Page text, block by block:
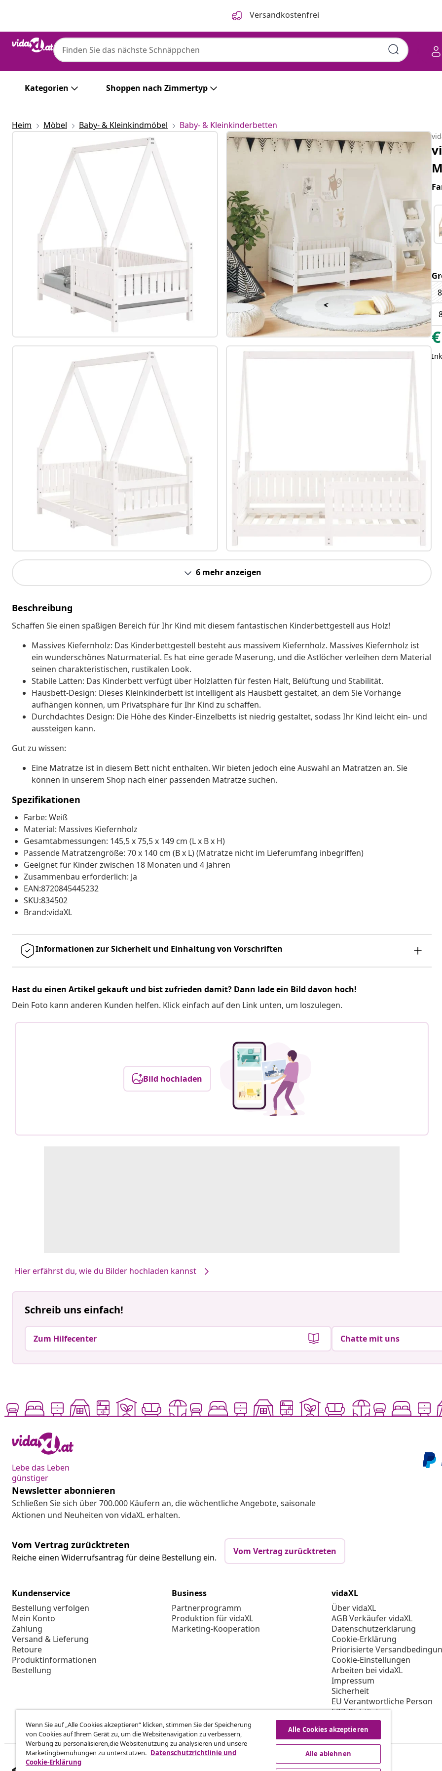
Versandkostenfrei
Kategorien Shoppen nach Zimmertyp
Heim Möbel Baby- & Kleinkindmöbel Baby- & Kleinkinderbetten
6 mehr anzeigen
Beschreibung
Schaffen Sie einen spaßigen Bereich für Ihr Kind mit diesem fantastischen Kinderbettgestell aus Holz!
Massives Kiefernholz: Das Kinderbettgestell besteht aus massivem Kiefernholz. Massives Kiefernholz ist
ein wunderschönes Naturmaterial. Es hat eine gerade Maserung, und die Astlöcher verleihen dem Material
seinen charakteristischen, rustikalen Look.
Stabile Latten: Das Kinderbett verfügt über Holzlatten für festen Halt, Belüftung und Stabilität.
Hausbett-Design: Dieses Kleinkinderbett ist intelligent als Hausbett gestaltet, an dem Sie Vorhänge
aufhängen können, um Privatsphäre für Ihr Kind zu schaffen.
Durchdachtes Design: Die Höhe des Kinder-Einzelbetts ist niedrig gestaltet, sodass Ihr Kind leicht ein- und
aussteigen kann.
Gut zu wissen:
Eine Matratze ist in diesem Bett nicht enthalten. Wir bieten jedoch eine Auswahl an Matratzen an. Sie
können in unserem Shop nach einer passenden Matratze suchen.
Spezifikationen
Farbe: Weiß
Material: Massives Kiefernholz
Gesamtabmessungen: 145,5 x 75,5 x 149 cm (L x B x H)
Passende Matratzengröße: 70 x 140 cm (B x L) (Matratze nicht im Lieferumfang inbegriffen)
Geeignet für Kinder zwischen 18 Monaten und 4 Jahren
Zusammenbau erforderlich: Ja
EAN:8720845445232
SKU:834502
Brand:vidaXL
Informationen zur Sicherheit und Einhaltung von Vorschriften
Hast du einen Artikel gekauft und bist zufrieden damit? Dann lade ein Bild davon hoch!
Dein Foto kann anderen Kunden helfen. Klick einfach auf den Link unten, um loszulegen.
Bild hochladen
Hier erfährst du, wie du Bilder hochladen kannst
€
Schreib uns einfach!
Zum Hilfecenter Chatte mit uns
Lebe das Leben
günstiger
Newsletter abonnieren
Schließen Sie sich über 700.000 Käufern an, die wöchentliche Angebote, saisonale
Aktionen und Neuheiten von vidaXL erhalten.
Vom Vertrag zurücktreten
Reiche einen Widerrufsantrag für deine Bestellung ein.
Vom Vertrag zurücktreten
Kundenservice
Bestellung verfolgen
Mein Konto
Zahlung
Versand & Lieferung
Retoure
Produktinformationen
Bestellung
Business
Partnerprogramm
Produktion für vidaXL
Marketing-Kooperation
vidaXL
Über vidaXL
AGB Verkäufer vidaXL
Datenschutzerklärung
Cookie-Erklärung
Priorisierte
Cookie-Einstellungen
Arbeiten bei vidaXL
Impressum
Sicherheit
EU Verantwortliche Person
EPR-Richtlinie
Barrierefreiheit
Wenn Sie auf „Alle Cookies akzeptieren“ klicken, stimmen Sie der Speicherung
von Cookies auf Ihrem Gerät zu, um die Websitenavigation zu verbessern,
Werbung zu personalisieren,die Websitenutzung zu analysieren und unsere
Marketingbemühungen zu unterstützen. Datenschutzrichtlinie und
Cookie-Erklärung
Alle Cookies akzeptieren
Alle ablehnen